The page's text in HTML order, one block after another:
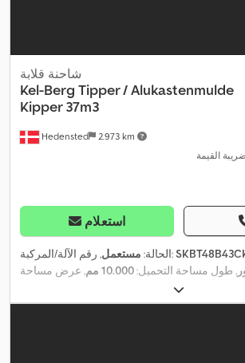
Hedensted 2.973 km
شاحنة قلابة
Kel-Berg Tipper / Alukastenmulde
Kipper 37m3
القيمة
استعلام
الحالة: مستعمل , رقم الآلة/المركبة:
, طول مساحة التحميل:10.000 مم
, عرض مساحة
, ارتفاع مساحة التحميل: